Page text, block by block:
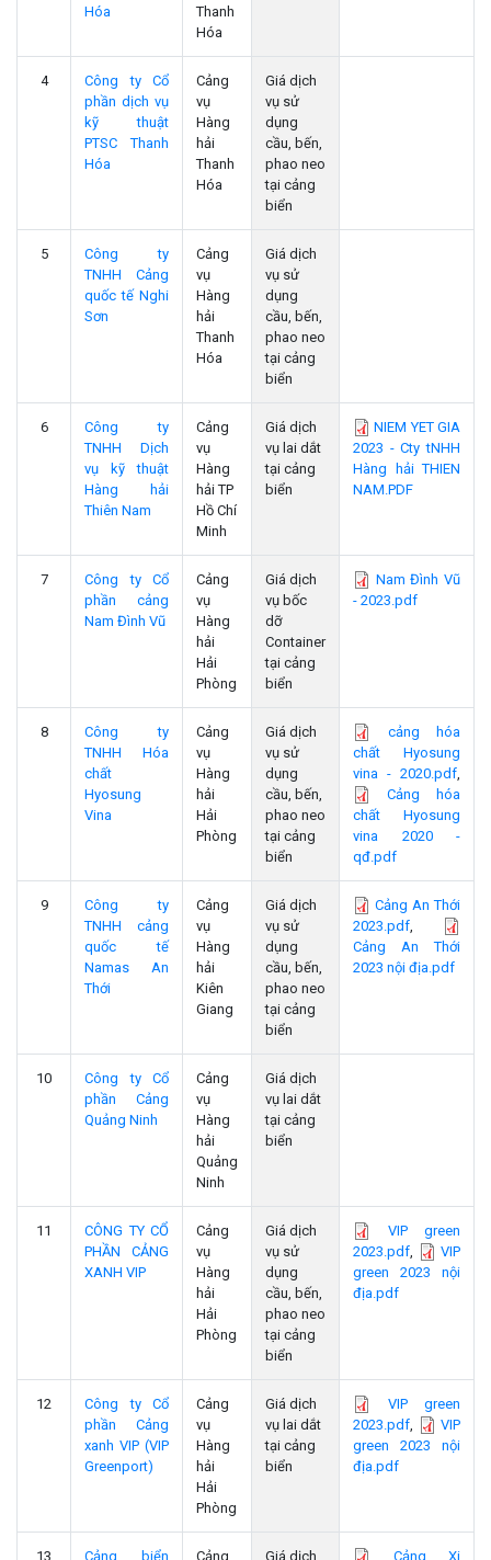
Hóa
Thanh
Hóa
4
Công ty Cổ
phần dịch vụ
kỹ thuật
PTSC Thanh
Hóa
Cảng
vụ
Hàng
hải
Thanh
Hóa
Giá dịch
vụ sử
dụng
cầu, bến,
phao neo
tại cảng
biển
5
Công ty
TNHH Cảng
quốc tế Nghi
Sơn
Cảng
vụ
Hàng
hải
Thanh
Hóa
Giá dịch
vụ sử
dụng
cầu, bến,
phao neo
tại cảng
biển
6
Công ty
TNHH Dịch
vụ kỹ thuật
Hàng hải
Thiên Nam
Cảng
vụ
Hàng
hải TP
Hồ Chí
Minh
Giá dịch
vụ lai dắt
tại cảng
biển
NIEM YET GIA
2023 - Cty tNHH
Hàng hải THIEN
NAM.PDF
7
Công ty Cổ
phần cảng
Nam Đình Vũ
Cảng
vụ
Hàng
hải
Hải
Phòng
Giá dịch
vụ bốc
dỡ
Container
tại cảng
biển
Nam Đình Vũ
- 2023.pdf
8
Công ty
TNHH Hóa
chất
Hyosung
Vina
Cảng
vụ
Hàng
hải
Hải
Phòng
Giá dịch
vụ sử
dụng
cầu, bến,
phao neo
tại cảng
biển
cảng hóa
chất Hyosung
vina - 2020.pdf
Cảng hóa
chất Hyosung
vina 2020 -
qđ.pdf
9
Công ty
TNHH cảng
quốc tế
Namas An
Thới
Cảng
vụ
Hàng
hải
Kiên
Giang
Giá dịch
vụ sử
dụng
cầu, bến,
phao neo
tại cảng
biển
Cảng An Thới
2023.pdf
Cảng An Thới
2023 nội địa.pdf
10
Công ty Cổ
phần Cảng
Quảng Ninh
Cảng
vụ
Hàng
hải
Quảng
Ninh
Giá dịch
vụ lai dắt
tại cảng
biển
11
CÔNG TY CỔ
PHẦN CẢNG
XANH VIP
Cảng
vụ
Hàng
hải
Hải
Phòng
Giá dịch
vụ sử
dụng
cầu, bến,
phao neo
tại cảng
biển
VIP green
2023.pdf
VIP
green 2023 nội
địa.pdf
12
Công ty Cổ
phần Cảng
xanh VIP (VIP
Greenport)
Cảng
vụ
Hàng
hải
Hải
Phòng
Giá dịch
vụ lai dắt
tại cảng
biển
VIP green
2023.pdf
VIP
green 2023 nội
địa.pdf
13 Cảng biển Cảng Giá dịch Cảng Xi